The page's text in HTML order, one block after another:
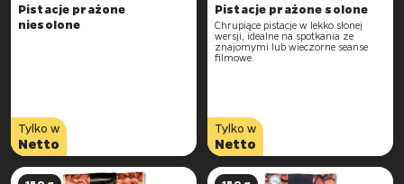
Pistacje prażone
niesolone
Tylko w
Netto
Pistacje prażone solone
Chrupiące pistacje w lekko słonej
wersji, idealne na spotkania ze
znajomymi lub wieczorne seanse
filmowe.
Tylko w
Netto